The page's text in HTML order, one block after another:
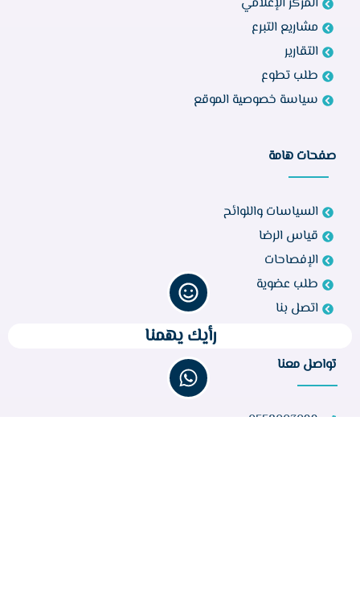
مشاريع التبرع
التقارير
طلب تطوع
سياسة خصوصية الموقع
صفحات هامة
السياسات واللوائح
قياس الرضا
الإفصاحات
طلب عضوية
اتصل بنا
تواصل معنا
0558003099
رأيك يهمنا